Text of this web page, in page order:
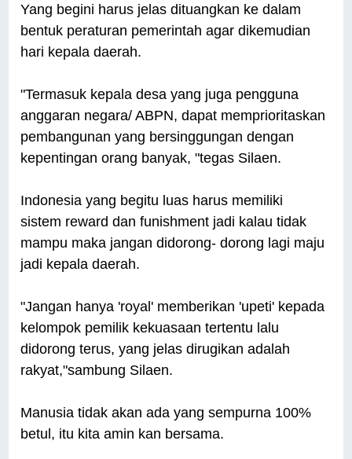
Yang begini harus jelas dituangkan ke dalam
bentuk peraturan pemerintah agar dikemudian
hari kepala daerah.
"Termasuk kepala desa yang juga pengguna
anggaran negara/ ABPN, dapat memprioritaskan
pembangunan yang bersinggungan dengan
kepentingan orang banyak, "tegas Silaen.
Indonesia yang begitu luas harus memiliki
sistem reward dan funishment jadi kalau tidak
mampu maka jangan didorong- dorong lagi maju
jadi kepala daerah.
"Jangan hanya 'royal' memberikan 'upeti' kepada
kelompok pemilik kekuasaan tertentu lalu
didorong terus, yang jelas dirugikan adalah
rakyat,"sambung Silaen.
Manusia tidak akan ada yang sempurna 100%
betul, itu kita amin kan bersama.